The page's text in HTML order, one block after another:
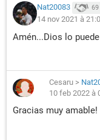
Nat20083 69
14 nov 2021 à
Amén...Dios lo
Cesaru >
10 feb 2022 à
Gracias muy amable!